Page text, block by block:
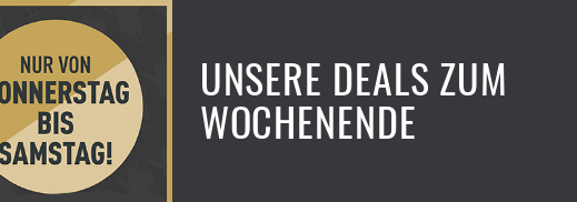
UNSERE DEALS ZUM
WOCHENENDE